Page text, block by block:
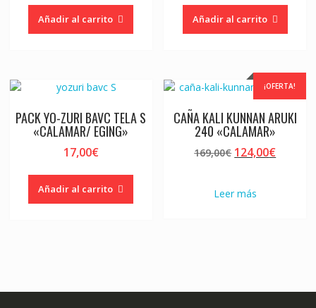
Añadir al carrito Añadir al carrito
PACK YO-ZURI BAVC TELA S
«CALAMAR/ EGING»
17,00€
Añadir al carrito
¡OFERTA!
CAÑA KALI KUNNAN ARUKI
240 «CALAMAR»
169,00€ El
era:
124,00€El
Leer más